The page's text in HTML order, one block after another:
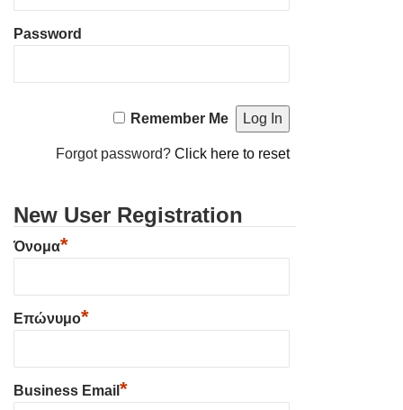
Password
Remember Me
Forgot password?Click here to reset
New User Registration
Όνομα*
Επώνυμο*
Business Email *